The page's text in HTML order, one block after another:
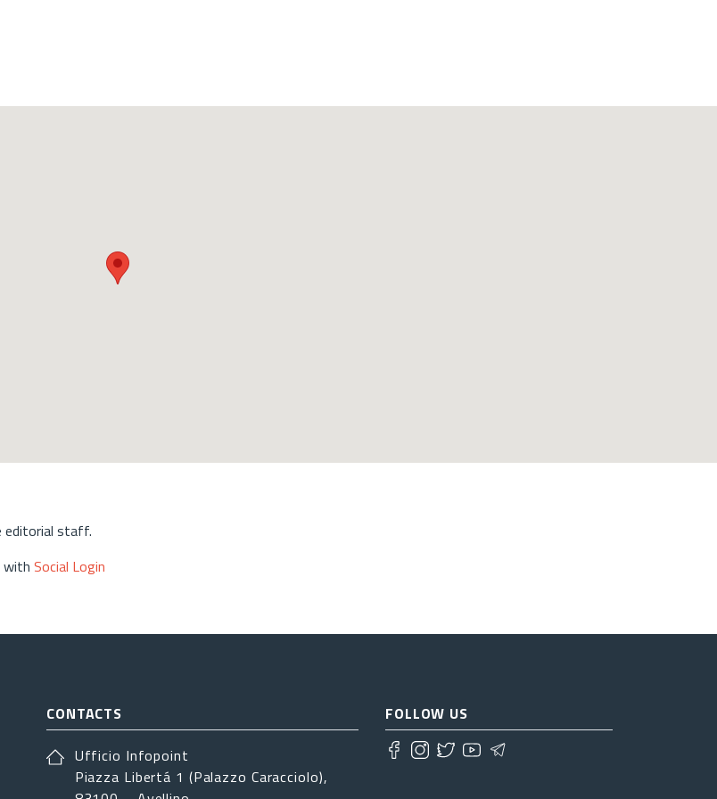
editorial staff.
with Social Login
CONTACTS
Ufficio Infopoint
Piazza Libertá 1 (Palazzo Caracciolo),
FOLLOW US